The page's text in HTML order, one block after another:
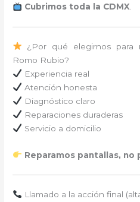
Cubrimos toda la CDMX.
¿Por qué elegirnos para
Romo Rubio?
Experiencia real
Atención honesta
Diagnóstico claro
Reparaciones duraderas
Servicio a domicilio
Reparamos pantallas,
Llamado a la acción final